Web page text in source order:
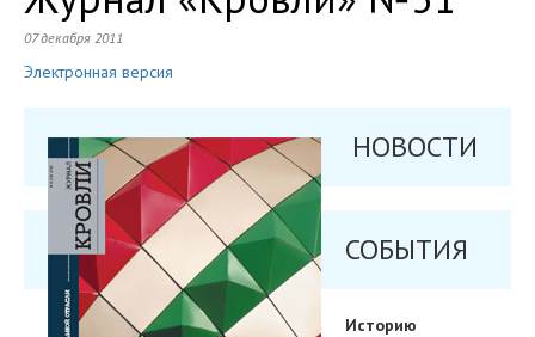
07 декабря 2011
Электронная версия
НОВОСТИ
СОБЫТИЯ
Историю